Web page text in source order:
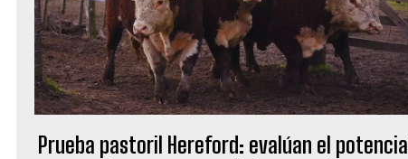
Prueba pastoril Hereford: evalúan el potencial